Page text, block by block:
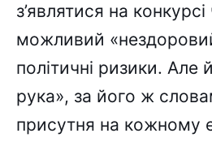
з’являтися на
можливий
політичні ризики. Але
рука», за його ж
присутня на кожному